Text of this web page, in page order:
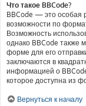
Что такое BBCode?
BBCode — это особая
возможности по
Возможность
однако BBCode также
форме для его
заключаются в
информацией о
которое доступна из
Вернуться к началу